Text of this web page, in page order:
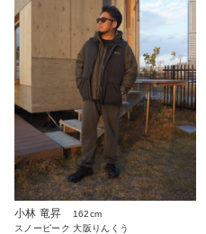
小林 竜昇
162cm
スノーピーク 大阪りんくう